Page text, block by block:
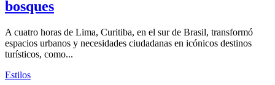
bosques
A cuatro horas de Lima, Curitiba, en el sur de Brasil, transformó
espacios urbanos y necesidades ciudadanas en icónicos destinos
turísticos, como...
Estilos